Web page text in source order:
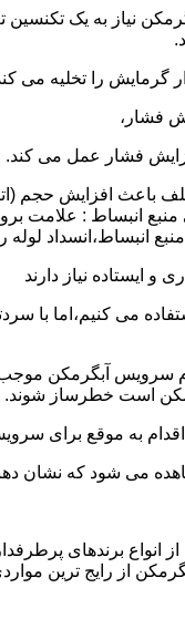
نیاز به یک
فشار عمل می کند.
باعث افزایش
انبساط : علامت
انبساط،انسداد
ایستاده نیاز دارند
می کنیم،اما
سرویس آبگرمکن
است خطرساز شوند.
به موقع برای
می شود که نشان
انواع برندهای
از رایج ترین